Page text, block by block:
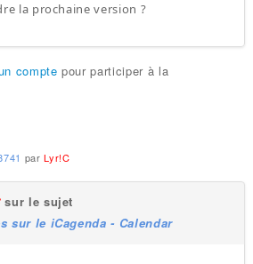
la prochaine version ?
compte pour participer à la
parLyr!C
sur le sujet
sur le iCagenda - Calendar